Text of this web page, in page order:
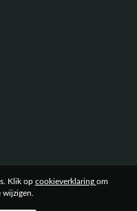
Klik op cookieverklaring om